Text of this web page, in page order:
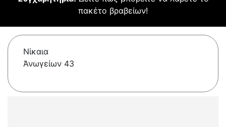
πακέτο βραβείων!
Νίκαια
Ἀνωγείων 43